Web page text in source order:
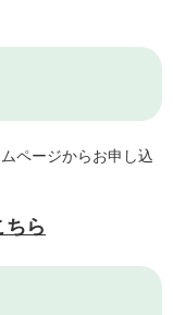
ページからお申し込
ちら